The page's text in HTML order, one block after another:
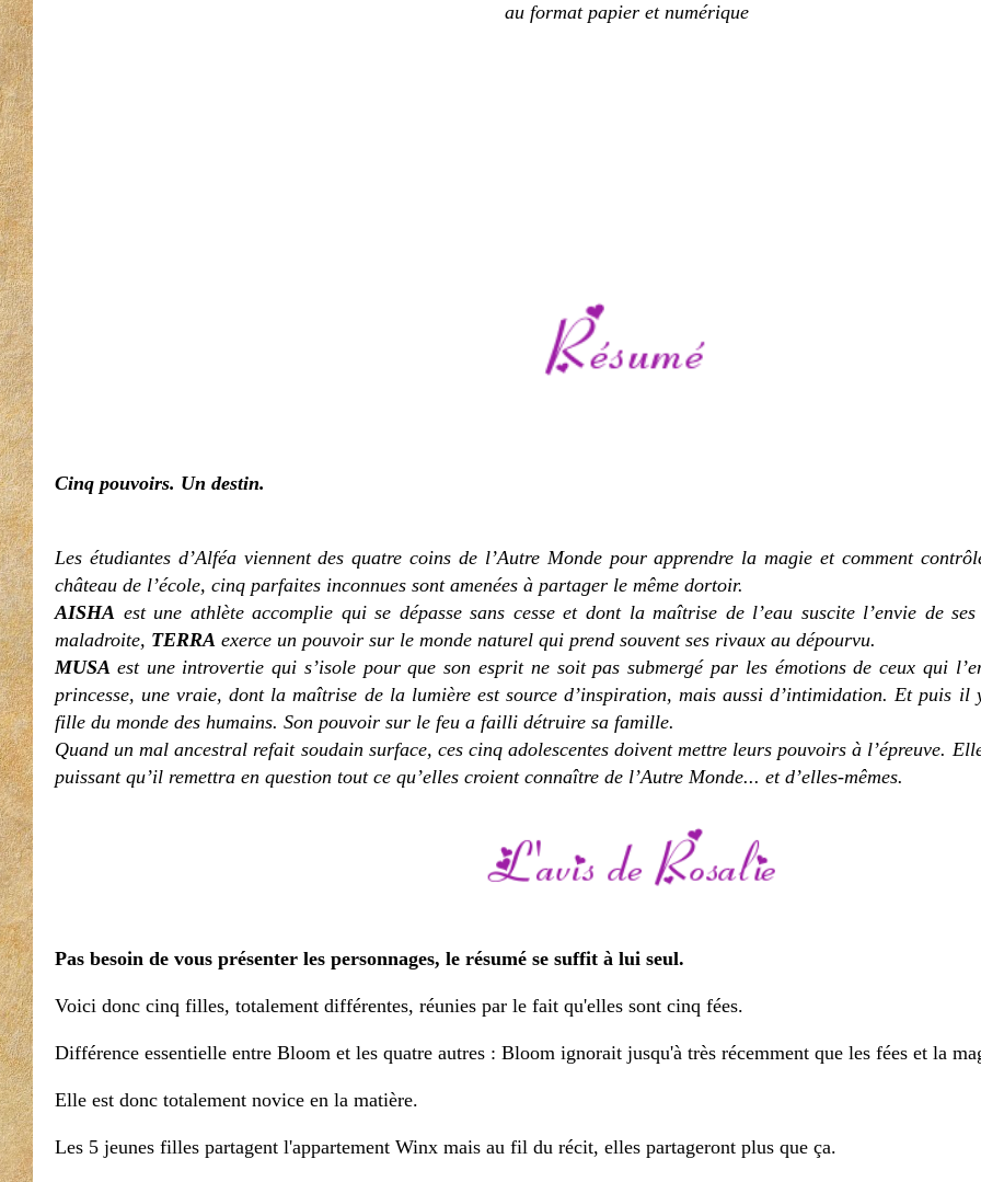
au format papier et numérique
Cinq pouvoirs. Un destin.
Les étudiantes d’Alféa viennent des quatre coins de l’Autre Monde pour apprendre la magie et comment
château de l’école, cinq parfaites inconnues sont amenées à partager le même dortoir.
AISHA est une athlète accomplie qui se dépasse sans cesse et dont la maîtrise de l’eau suscite l’envie de
maladroite, TERRA exerce un pouvoir sur le monde naturel qui prend souvent ses rivaux au dépourvu.
MUSA est une introvertie qui s’isole pour que son esprit ne soit pas submergé par les émotions de ceux qui
princesse, une vraie, dont la maîtrise de la lumière est source d’inspiration, mais aussi d’intimidation. Et puis il
fille du monde des humains. Son pouvoir sur le feu a failli détruire sa famille.
Quand un mal ancestral refait soudain surface, ces cinq adolescentes doivent mettre leurs pouvoirs à l’épreuve.
puissant qu’il remettra en question tout ce qu’elles croient connaître de l’Autre Monde... et d’elles-mêmes.
Pas besoin de vous présenter les personnages, le résumé se suffit à lui seul.
Voici donc cinq filles, totalement différentes, réunies par le fait qu'elles sont cinq fées.
Différence essentielle entre Bloom et les quatre autres : Bloom ignorait jusqu'à très récemment que les fées et la
Elle est donc totalement novice en la matière.
Les 5 jeunes filles partagent l'appartement Winx mais au fil du récit, elles partageront plus que ça.